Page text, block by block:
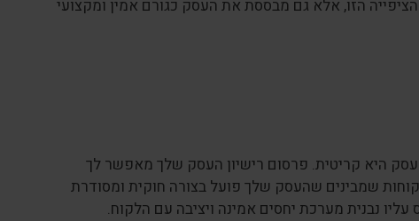
הזו, אלא גם מבססת את העסק כגורם אמין ומקצועי
היא קריטית. פרסום רישיון העסק שלך מאפשר לך
שמבינים שהעסק שלך פועל בצורה חוקית ומסודרת
נבנית מערכת יחסים אמינה ויציבה עם הלקוח.